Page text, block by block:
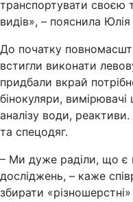
транспортувати своєю
видів», – пояснила Юлія
До початку
встигли виконати
придбали вкрай
бінокуляри, вимірювачі
аналізу води,
та спецодяг.
– Ми дуже раділи, що є
досліджень, – каже
збирати